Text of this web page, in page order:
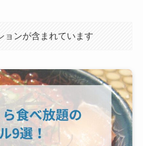
ョンが含まれています